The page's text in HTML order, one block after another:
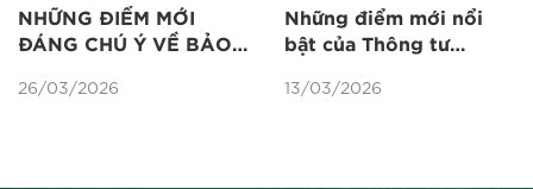
NHỮNG ĐIỂM MỚI
ĐÁNG CHÚ Ý VỀ BẢO
LUẬT SỞ HỮU TRÍ TUỆ
26/03/2026
Những điểm mới nổi
bật của Thông tư
kiểm tra, Giám sát Hải
13/03/2026